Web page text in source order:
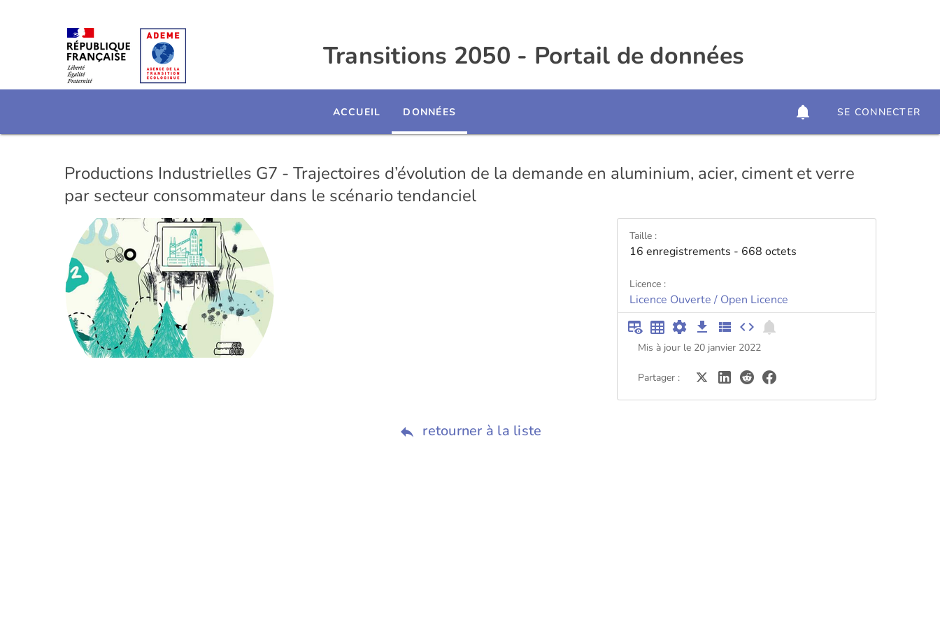
Transitions 2050 - Portail de données
ACCUEIL DONNÉES SE CONNECTER
Productions Industrielles G7 - Trajectoires d’évolution de la demande en aluminium, acier, ciment et verre
par secteur consommateur dans le scénario tendanciel
Taille :
16 enregistrements - 668 octets
Licence :
Licence Ouverte / Open Licence
Mis à jour le 20 janvier 2022
Partager :
retourner à la liste